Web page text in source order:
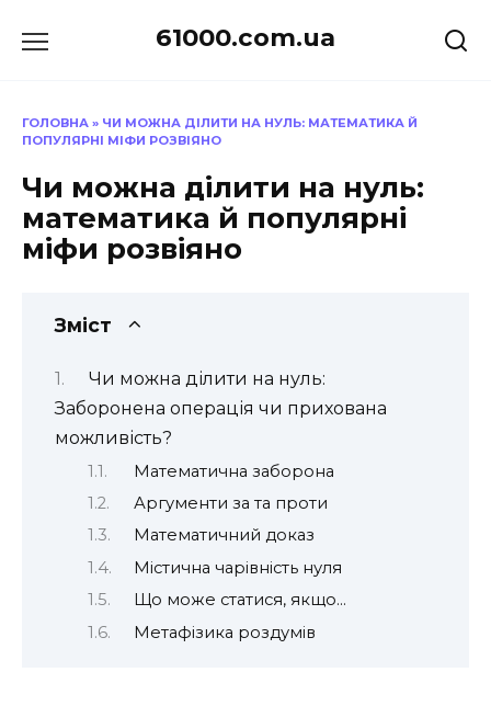
до
61000.com.ua
ГОЛОВНА » ЧИ МОЖНА ДІЛИТИ НА НУЛЬ: МАТЕМАТИКА Й
ПОПУЛЯРНІ МІФИ РОЗВІЯНО
Чи можна ділити на нуль:
математика й популярні
міфи розвіяно
Зміст
Чи можна ділити на нуль:
Заборонена операція чи прихована
можливість?
Математична заборона
Аргументи за та проти
Математичний доказ
Містична чарівність нуля
Що може статися, якщо…
Метафізика роздумів